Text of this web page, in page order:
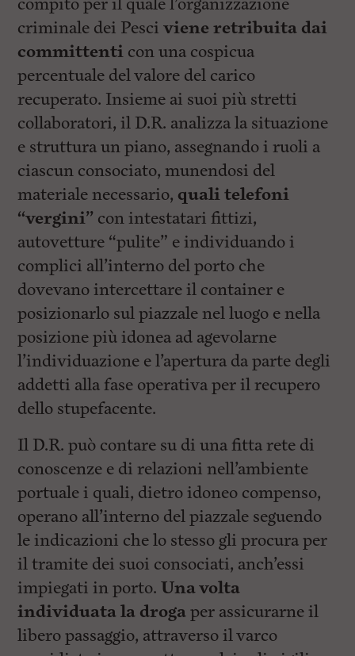
criminale dei Pesciviene retribuita dai
committenti con una cospicua
percentuale del valore del carico
recuperato. Insieme ai suoi più stretti
collaboratori, il D.R. analizza la situazione
e struttura un piano, assegnando i ruoli a
ciascun consociato, munendosi del
materiale necessario, quali telefoni
“vergini” con intestatari fittizi,
autovetture “pulite” e individuando i
complici all’interno del porto che
dovevano intercettare il container e
posizionarlo sul piazzale nel luogo e nella
posizione più idonea ad agevolarne
l’individuazione e l’apertura da parte degli
addetti alla fase operativa per il recupero
dello stupefacente.
Il D.R. può contare su di una fitta rete di
conoscenze e di relazioni nell’ambiente
portuale i quali, dietro idoneo compenso,
operano all’interno del piazzale seguendo
le indicazioni che lo stesso gli procura per
il tramite dei suoi consociati, anch’essi
impiegati in porto. Una volta
individuata la drogaper assicurarne il
libero passaggio, attraverso il varco